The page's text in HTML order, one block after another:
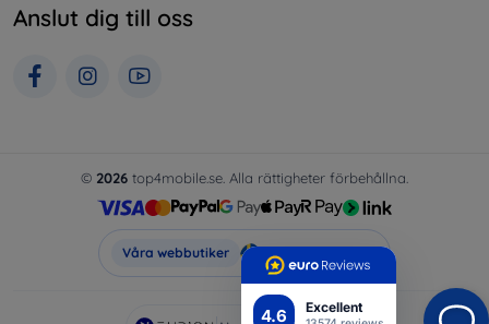
4.6 Excellent
Anslut dig till oss
© 2026 top4mobile.se. Alla rättigheter förbehållna.
Våra webbutiker Top4Mobile.se